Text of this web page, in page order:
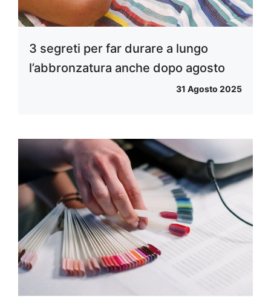
3 segreti per far durare a lungo
l’abbronzatura anche dopo agosto
31 Agosto 2025